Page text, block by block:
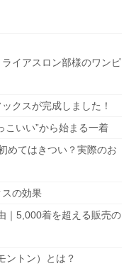
イアスロン部様のワンピ
クスが完成しました！
こいい”から始まる一着
めてはきつい？実際のお
の効果
｜5,000着を超える販売の
ントン）とは？